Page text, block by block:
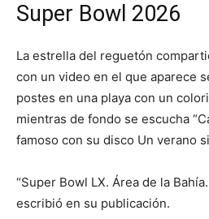
Super Bowl 2026
La estrella del reguetón
con un video en el que aparece
postes en una playa con un
mientras de fondo se escucha
famoso con su disco Un verano
“Super Bowl LX. Área de la
escribió en su publicación.